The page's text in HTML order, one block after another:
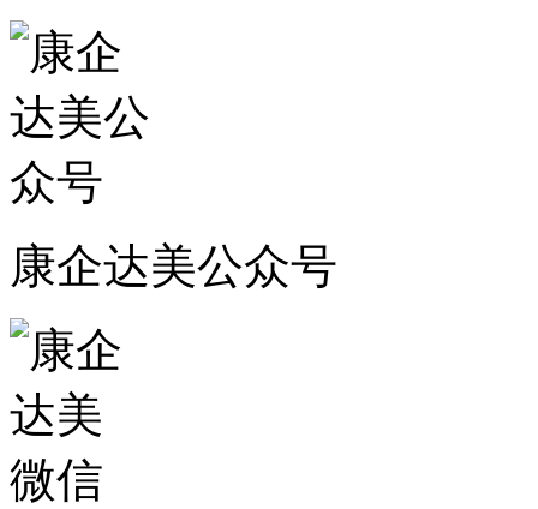
康企达美公众号